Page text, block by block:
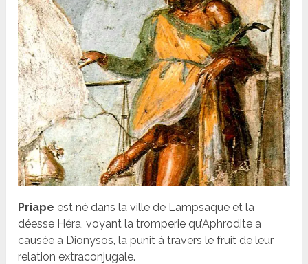
Priape est né dans la ville de Lampsaque et la
déesse Héra, voyant la tromperie qu’Aphrodite a
causée à Dionysos, la punit à travers le fruit de leur
relation extraconjugale.